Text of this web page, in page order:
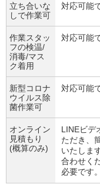
立ち合いな
しで作業可
対応可能
作業スタッ
フの検温/
消毒/マス
ク着用
対応可能
新型コロナ
ウイルス除
菌作業可
対応可能
オンライン
見積もり
(概算のみ)
LINEビデ
ただき、
いたしま
合わせく
必要です